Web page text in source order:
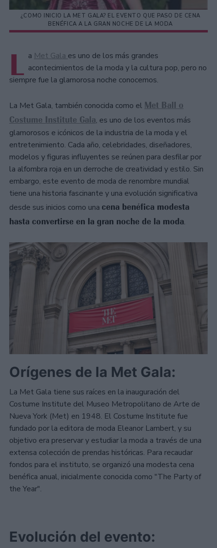
¿COMO INICIO LA MET GALA? EL EVENTO QUE PASO DE CENA
BENÉFICA A LA GRAN NOCHE DE LA MODA
L a Met Gala es uno de los más grandes
acontecimientos de la moda y la cultura pop, pero no
siempre fue la glamorosa noche conocemos.
La Met Gala, también conocida como el Met Ball o
Costume Institute Gala, es uno de los eventos más
glamorosos e icónicos de la industria de la moda y el
entretenimiento. Cada año, celebridades, diseñadores,
modelos y figuras influyentes se reúnen para desfilar por
la alfombra roja en un derroche de creatividad y estilo. Sin
embargo, este evento de moda de renombre mundial
tiene una historia fascinante y una evolución significativa
desde sus inicios como una cena benéfica modesta
hasta convertirse en la gran noche de la moda.
Orígenes de la Met Gala:
La Met Gala tiene sus raíces en la inauguración del
Costume Institute del Museo Metropolitano de Arte de
Nueva York (Met) en 1948. El Costume Institute fue
fundado por la editora de moda Eleanor Lambert, y su
objetivo era preservar y estudiar la moda a través de una
extensa colección de prendas históricas. Para recaudar
fondos para el instituto, se organizó una modesta cena
benéfica anual, inicialmente conocida como "The Party of
the Year".
Evolución del evento: